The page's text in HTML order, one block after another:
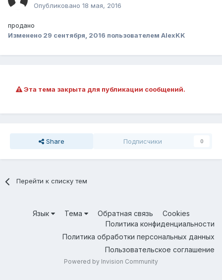
Опубликовано 18 мая, 2016
продано
Изменено 29 сентября, 2016 пользователем AlexKK
Эта тема закрыта для публикации сообщений.
Share Подписчики 0
Перейти к списку тем
Язык Тема Обратная связь
Cookies
Политика конфиденциальности
Политика обработки персональных данных
Пользовательское соглашение
Powered by Invision Community